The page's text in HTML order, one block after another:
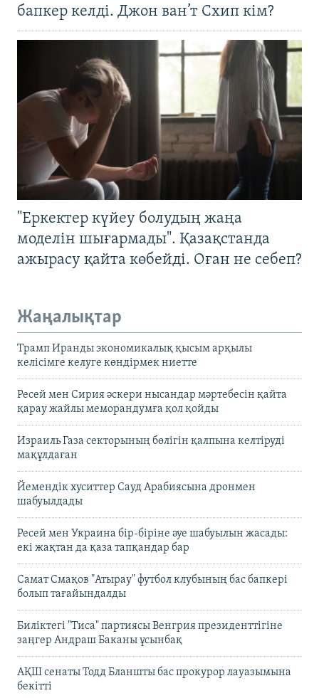
бапкер келді. Джон ван’т Схип кім?
"Еркектер күйеу болудың жаңа
моделін шығармады". Қазақстанда
ажырасу қайта көбейді. Оған не себеп?
Жаңалықтар
Трамп Иранды экономикалық қысым арқылы
келісімге келуге көндірмек ниетте
Ресей мен Сирия әскери нысандар мәртебесін қайта
қарау жайлы меморандумға қол қойды
Израиль Газа секторының бөлігін қалпына келтіруді
мақұлдаған
Йемендік хуситтер Сауд Арабиясына дронмен
шабуылдады
Ресей мен Украина бір-біріне әуе шабуылын жасады:
екі жақтан да қаза тапқандар бар
Самат Смақов "Атырау" футбол клубының бас бапкері
болып тағайындалды
Биліктегі "Тиса" партиясы Венгрия президенттігіне
заңгер Андраш Баканы ұсынбақ
АҚШ сенаты Тодд Бланшты бас прокурор лауазымына
бекітті